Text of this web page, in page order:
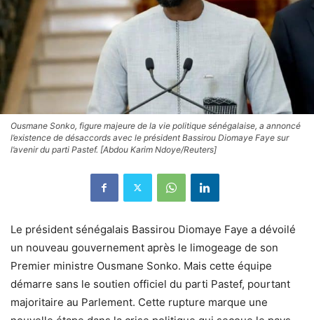
Ousmane Sonko, figure majeure de la vie politique sénégalaise, a annoncé
l’existence de désaccords avec le président Bassirou Diomaye Faye sur
l’avenir du parti Pastef. [Abdou Karim Ndoye/Reuters]
Le président sénégalais Bassirou Diomaye Faye a dévoilé
un nouveau gouvernement après le limogeage de son
Premier ministre Ousmane Sonko. Mais cette équipe
démarre sans le soutien officiel du parti Pastef, pourtant
majoritaire au Parlement. Cette rupture marque une